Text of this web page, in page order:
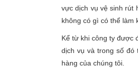
vực dịch vụ vệ sinh rút
không có gì có thể làm
Kể từ khi công ty được
dịch vụ và trong số đó
hàng của chúng tôi.